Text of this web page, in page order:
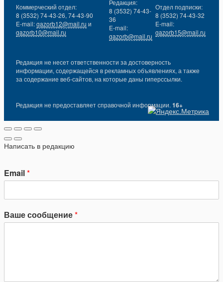
Коммерческий отдел:
8 (3532) 74-43-26, 74-43-90
E-mail:gazorb12@mail.ru и
gazorb10@mail.ru
Редакция:
8 (3532) 74-43-
36
E-mail:
gazorb@mail.ru
Отдел подписки:
8 (3532) 74-43-32
E-mail:
gazorb15@mail.ru
Редакция не несет ответственности за достоверность
информации, содержащейся в рекламных объявлениях, а также
за содержание веб-сайтов, на которые даны гиперссылки.
Редакция не предоставляет справочной информации. 16+
Написать в редакцию
Email*
Ваше сообщение*